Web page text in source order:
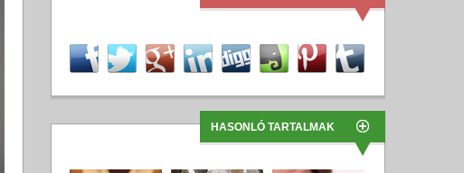
HASONLÓ TARTALMAK